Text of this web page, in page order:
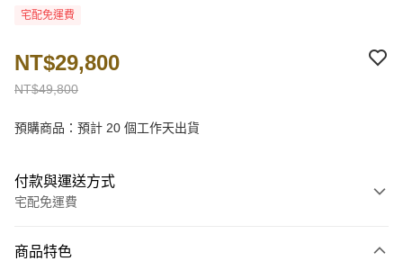
宅配免運費
NT$49,800
NT$29,800
預購商品：預計 20 個工作天出貨
付款與運送方式
宅配免運費
信用卡一次付款
商品特色